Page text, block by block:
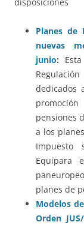
Planes de
nuevas
junio:
dedicados
pensiones
a los
Impuesto
Equipara
planes de
Modelos
Orden